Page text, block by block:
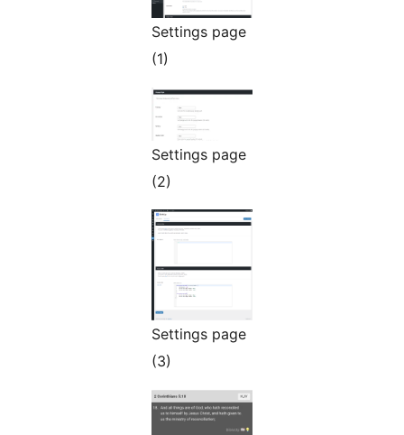
Settings page
(1)
Settings page
(2)
Settings page
(3)